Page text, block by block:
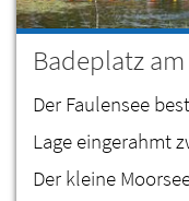
Badeplatz
Der Faulensee
Lage eingerahmt
Der kleine